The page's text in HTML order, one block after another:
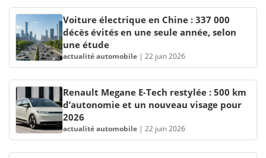
Voiture électrique en Chine : 337 000
décès évités en une seule année, selon
une étude
actualité automobile | 22 juin 2026
Renault Megane E-Tech restylée : 500 km
d’autonomie et un nouveau visage pour
2026
actualité automobile | 22 juin 2026